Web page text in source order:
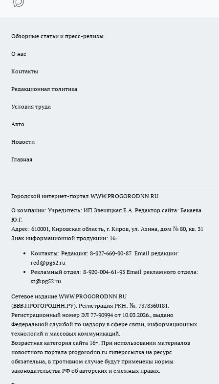
Обзорные статьи и пресс-релизы
О нас
Контакты
Редакционная политика
Условия труда
Авто
Новости
Главная
Городской интернет-портал WWW.PROGORODNN.RU
О компании: Учредитель: ИП Звеняцкая Е.А. Редактор сайта: Бакаева
Ю.Г.
Адрес: 610001, Кировская область, г. Киров, ул. Азина, дом № 80, кв. 31
Знак информационной продукции: 16+
Контакты: Редакция: 8-927-669-90-87 Email редакции:
red@pg52.ru
Рекламный отдел: 8-920-004-61-95 Email рекламного отдела:
st@pg52.ru
Сетевое издание WWW.PROGORODNN.RU
(ВВВ.ПРОГОРОДНН.РУ). Регистрация РКН: №: 7378360181.
Регистрационный номер ЭЛ 77-90994 от 10.03.2026., выдано
Федеральной службой по надзору в сфере связи, информационных
технологий и массовых коммуникаций.
Возрастная категория сайта 16+. При использовании материалов
новостного портала progorodnn.ru гиперссылка на ресурс
обязательна, в противном случае будут применены нормы
законодательства РФ об авторских и смежных правах.